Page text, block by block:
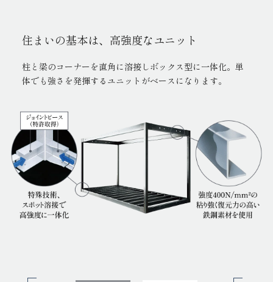
住まいの基本は、高強度なユニット
柱と梁のコーナーを直角に溶接しボックス型に一体化。単
体でも強さを発揮するユニットがベースになります。
ユニットを連結し、強固な構造体へ
ユニット同士を上下左右に組み上げ、一体化させた構造体
に。鉄骨・ボルトを通じ地震エネルギーを分散させ、大き